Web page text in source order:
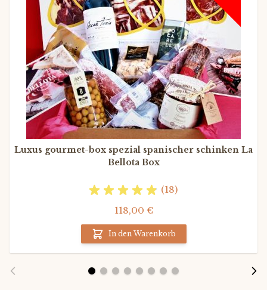
Luxus gourmet-box spezial spanischer schinken La
Bellota Box
(18)
118,00 €
In den Warenkorb